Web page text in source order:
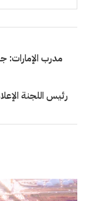
مدرب